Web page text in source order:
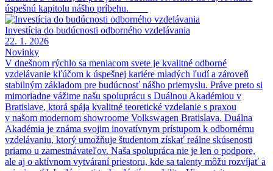
úspešnú kapitolu nášho príbehu.
Investícia do budúcnosti odborného vzdelávania
22. 1. 2026
Novinky
V dnešnom rýchlo sa meniacom svete je kvalitné odborné
vzdelávanie kľúčom k úspešnej kariére mladých ľudí a zároveň
stabilným základom pre budúcnosť nášho priemyslu. Práve preto si
mimoriadne vážime našu spoluprácu s Duálnou Akadémiou v
Bratislave, ktorá spája kvalitné teoretické vzdelanie s praxou
v našom modernom showroome Volkswagen Bratislava. Duálna
Akadémia je známa svojim inovatívnym prístupom k odbornému
vzdelávaniu, ktorý umožňuje študentom získať reálne skúsenosti
priamo u zamestnávateľov. Naša spolupráca nie je len o podpore,
ale aj o aktívnom vytváraní priestoru, kde sa talenty môžu rozvíjať a